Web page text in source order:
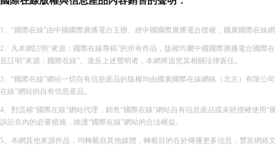
1、“國際在線”由中國國際廣播電台主辦。經中國國際廣播電台授權，國廣國際在線
2、凡本網註明“來源：國際在線專稿”的所有作品，版權均屬中國國際廣播電台國
並註明“來源：國際在線”。違反上述聲明者，本網將追究其相關法律責任。
3、“國際在線”網站一切自有信息産品的版權均由國廣國際在線網絡（北京）有限
在線”網站的自有信息産品。
4、對謊稱“國際在線”網站代理，銷售“國際在線”網站自有信息産品或未經授權使
訴訟在內的必要措施，維護“國際在線”網站的合法權益。
5、本網其他來源作品，均轉載自其他媒體，轉載目的在於傳播更多信息，豐富網絡